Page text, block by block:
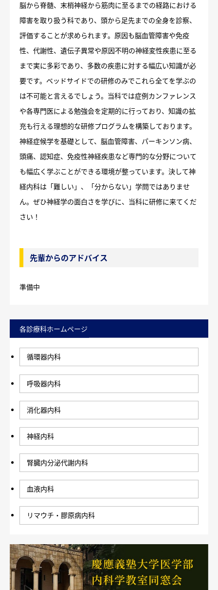
脳から脊髄、末梢神経から筋肉に至るまでの経路における
障害を取り扱う科であり、頭から足先までの全身を診察、
評価することが求められます。原因も脳血管障害や免疫
性、代謝性、遺伝子異常や原因不明の神経変性疾患に至る
まで実に多彩であり、多数の疾患に対する幅広い知識が必
要です。ベッドサイドでの研修のみでこれら全てを学ぶの
は不可能と言えるでしょう。当科では症例カンファレンス
や各専門医による勉強会を定期的に行っており、知識の拡
充も行える理想的な研修プログラムを構築しております。
神経症候学を基礎として、脳血管障害、パーキンソン病、
頭痛、認知症、免疫性神経疾患など専門的な分野について
も幅広く学ぶことができる環境が整っています。決して神
経内科は「難しい」、「分からない」学問ではありませ
ん。ぜひ神経学の面白さを学びに、当科に研修に来てくだ
さい！
先輩からのアドバイス
準備中
各診療科ホームページ
循環器内科
呼吸器内科
消化器内科
神経内科
腎臓内分泌代謝内科
血液内科
リマウチ・膠原病内科